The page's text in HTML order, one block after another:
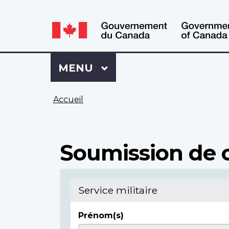
Language
switcher
Language
switcher
Se
connecter
à
Dossier
Menu
MENU PRINCIPAL
Accueil
Soumission de
Service militaire
Prénom(s)